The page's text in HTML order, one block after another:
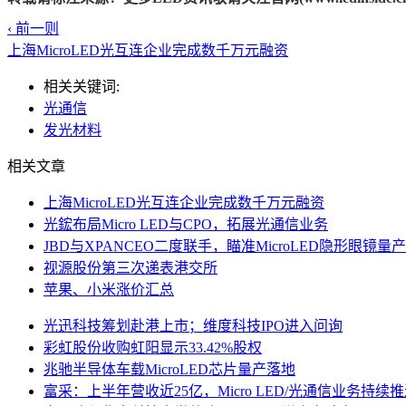
‹ 前一则
上海MicroLED光互连企业完成数千万元融资
相关关键词:
光通信
发光材料
相关文章
上海MicroLED光互连企业完成数千万元融资
光鋐布局Micro LED与CPO，拓展光通信业务
JBD与XPANCEO二度联手，瞄准MicroLED隐形眼镜量产
视源股份第三次递表港交所
苹果、小米涨价汇总
光迅科技筹划赴港上市；维度科技IPO进入问询
彩虹股份收购虹阳显示33.42%股权
兆驰半导体车载MicroLED芯片量产落地
富采：上半年营收近25亿，Micro LED/光通信业务持续